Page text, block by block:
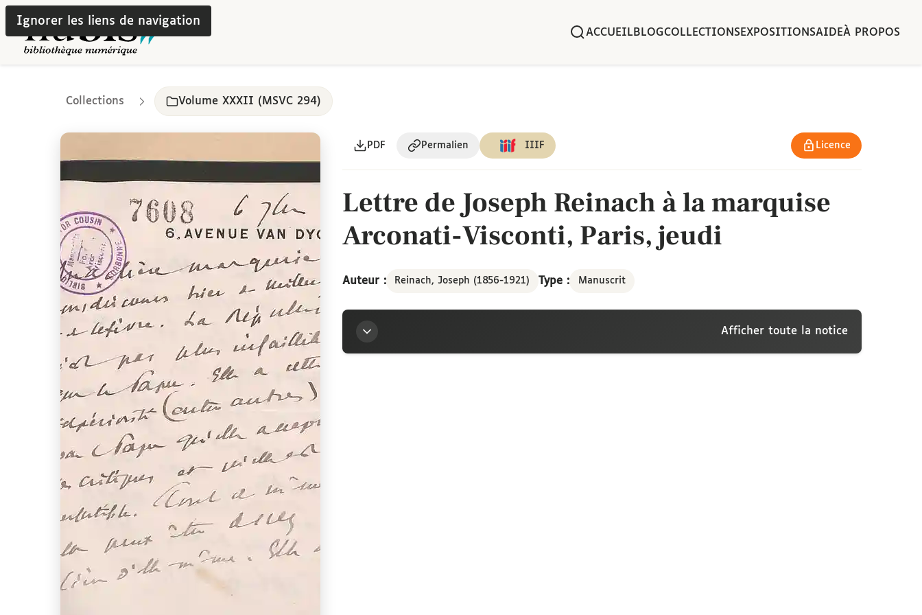
Ignorer les liens de navigation
ACCUEIL BLOGCOLLECTIONSEXPOSITIONSAIDEÀ PROPOS
Collections Volume XXXII (MSVC 294)
PDF Permalien IIIF Licence
Lettre de Joseph Reinach à la marquise
Arconati-Visconti, Paris, jeudi
Auteur : Reinach, Joseph (1856-1921) Type : Manuscrit
Afficher toute la notice